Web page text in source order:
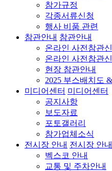
참가규정
각종서류신청
행사 비품 관련
참관안내 참관안내
온라인 사전참관
온라인 사전참관
현장 참관안내
2025 부스배치도
미디어센터 미디어센터
공지사항
보도자료
포토갤러리
참가업체소식
전시장 안내 전시장 안내
벡스코 안내
교통 및 주차안내